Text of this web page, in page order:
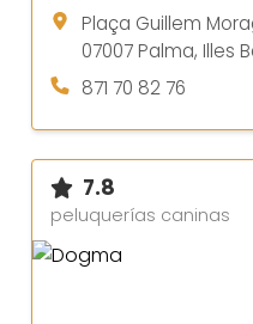
Plaça Guillem
07007 Palma, Illes
871 70 82 76
7.8
peluquerías caninas